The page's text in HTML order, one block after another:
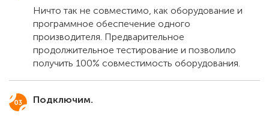
Ничто так не совместимо, как оборудование и
программное обеспечение одного
производителя. Предварительное
продолжительное тестирование и позволило
получить 100% совместимость оборудования.
Подключим.